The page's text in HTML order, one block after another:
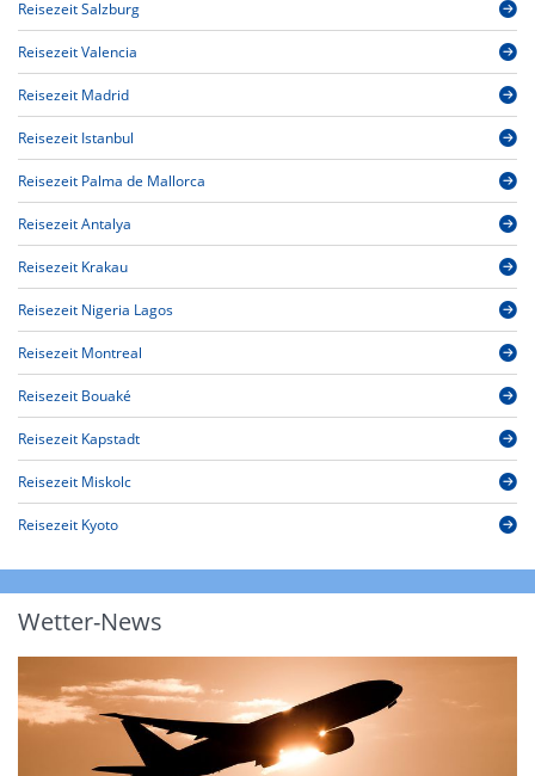
Reisezeit Salzburg
Reisezeit Valencia
Reisezeit Madrid
Reisezeit Istanbul
Reisezeit Palma de Mallorca
Reisezeit Antalya
Reisezeit Krakau
Reisezeit Nigeria Lagos
Reisezeit Montreal
Reisezeit Bouaké
Reisezeit Kapstadt
Reisezeit Miskolc
Reisezeit Kyoto
Wetter-News